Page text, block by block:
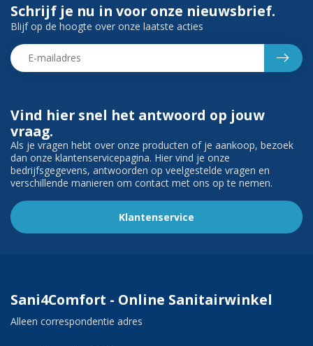
Vind hier snel het antwoord op jouw
vraag.
Als je vragen hebt over onze producten of je aankoop, bezoek
dan onze klantenservicepagina. Hier vind je onze
bedrijfsgegevens, antwoorden op veelgestelde vragen en
verschillende manieren om contact met ons op te nemen.
Klantenservice
Schrijf je nu in voor onze nieuwsbrief.
Blijf op de hoogte over onze laatste acties
Sani4Comfort - Online Sanitairwinkel
Alleen correspondentie adres